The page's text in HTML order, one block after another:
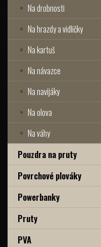
Na drobnosti
Na hrazdy a vidličky
Na kartuš
Na návazce
Na navijáky
Na olova
Na váhy
Pouzdra na pruty
Povrchové plováky
Powerbanky
Pruty
PVA